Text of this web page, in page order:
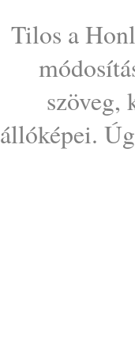
Tilos a
szöveg,
állóképei.